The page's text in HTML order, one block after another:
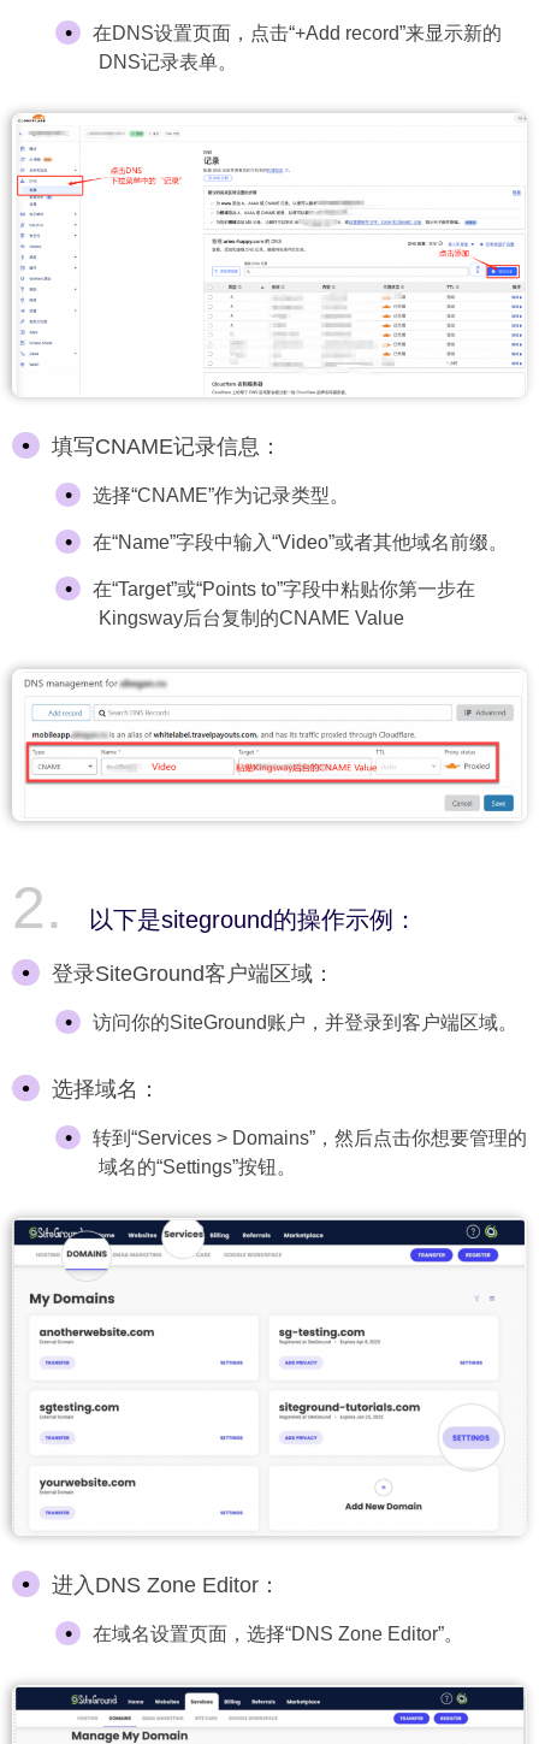
在DNS设置页面，点击“+Add record”来显示新的
DNS记录表单。
填写CNAME记录信息：
选择“CNAME”作为记录类型。
在“Name”字段中输入“Video”或者其他域名前缀。
在“Target”或“Points to”字段中粘贴你第一步在
Kingsway后台复制的CNAME Value
以下是siteground的操作示例：
登录SiteGround客户端区域：
访问你的SiteGround账户，并登录到客户端区域。
选择域名：
转到“Services > Domains”，然后点击你想要管理的
域名的“Settings”按钮。
进入DNS Zone Editor：
在域名设置页面，选择“DNS Zone Editor”。